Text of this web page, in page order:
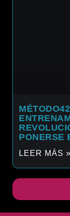
PONERSE
LEER MÁS »